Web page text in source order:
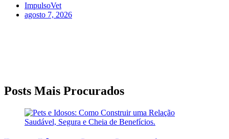
ImpulsoVet
agosto 7, 2026
Posts Mais Procurados